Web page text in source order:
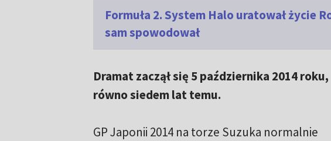
Formuła 2. System Halo uratował życie
sam spowodował
Dramat zaczął się 5 października 2014 roku,
równo siedem lat temu.
GP Japonii 2014 na torze Suzuka normalnie